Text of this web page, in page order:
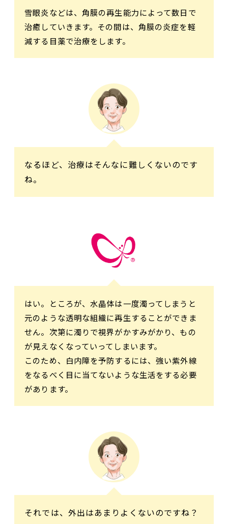
雪眼炎などは、角膜の再生能力によって数日で
治癒していきます。その間は、角膜の炎症を軽
減する目薬で治療をします。
なるほど、治療はそんなに難しくないのです
ね。
はい。ところが、水晶体は一度濁ってしまうと
元のような透明な組織に再生することができま
せん。次第に濁りで視界がかすみがかり、もの
が見えなくなっていってしまいます。
このため、白内障を予防するには、強い紫外線
をなるべく目に当てないような生活をする必要
があります。
それでは、外出はあまりよくないのですね？